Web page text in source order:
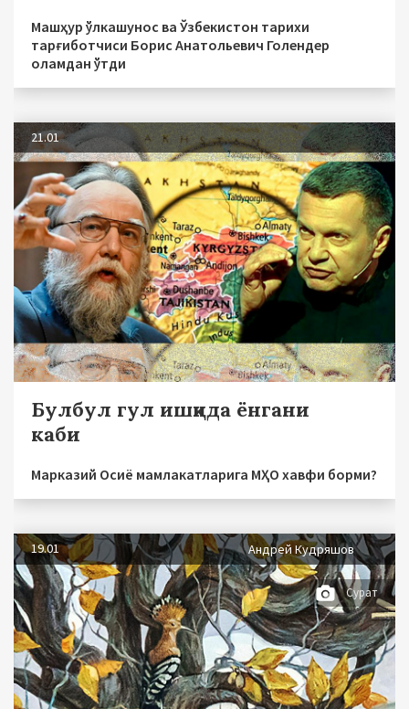
Машҳур ўлкашунос ва Ўзбекистон тарихи
тарғиботчиси Борис Анатольевич Голендер
оламдан ўтди
21.01
Булбул гул ишқида ёнгани
каби
Марказий Осиё мамлакатларига МҲО хавфи борми?
19.01 Андрей Кудряшов
Сурат